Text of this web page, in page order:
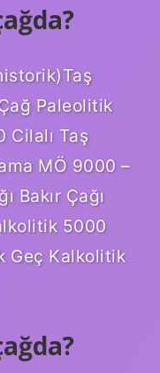
Paleolitik
Cilalı Taş
MÖ 9000 –
Bakır Çağı
5000
Geç Kalkolitik